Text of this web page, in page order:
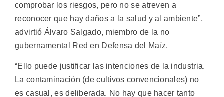
comprobar los riesgos, pero no se atreven a
reconocer que hay daños a la salud y al ambiente”,
advirtió Álvaro Salgado, miembro de la no
gubernamental Red en Defensa del Maíz.
“Ello puede justificar las intenciones de la industria.
La contaminación (de cultivos convencionales) no
es casual, es deliberada. No hay que hacer tanto